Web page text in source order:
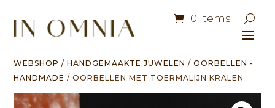
0 Items
WEBSHOP /HANDGEMAAKTE JUWELEN /OORBELLEN -
HANDMADE / OORBELLEN MET TOERMALIJN KRALEN